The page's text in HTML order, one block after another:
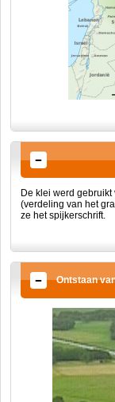
De klei werd
(verdeling van het
ze het spijkerschrift.
Ontstaan